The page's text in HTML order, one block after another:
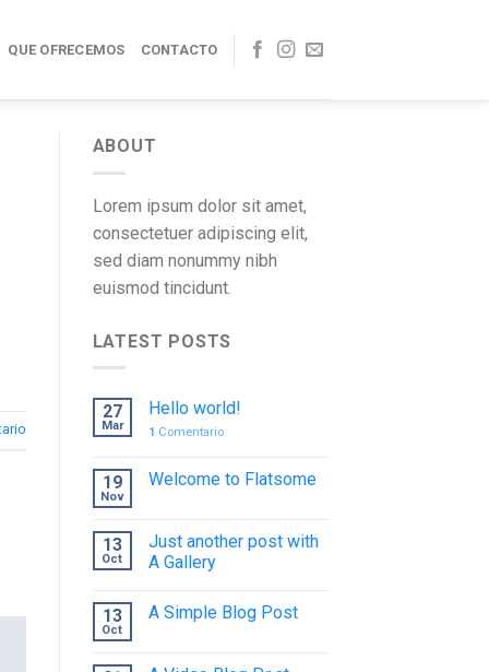
QUE OFRECEMOS CONTACTO
ABOUT
Lorem ipsum dolor sit amet,
consectetuer adipiscing elit,
sed diam nonummy nibh
euismod tincidunt.
LATEST POSTS
27
Mar
Hello world!
1 Comentario
19
Nov
Welcome to Flatsome
13
Oct
Just another post with
A Gallery
13
Oct
A Simple Blog Post